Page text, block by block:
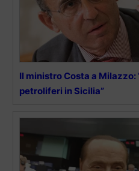
Il ministro Costa a
petroliferi in Sicilia”